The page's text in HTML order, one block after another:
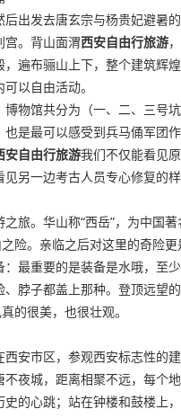
后出发去唐玄宗与杨贵妃避暑
宫。背山面渭西安自由行旅游
遍布骊山上下，整个建筑辉
以自由活动。
物馆共分为（一、二、三号
是最可以感受到兵马俑军团
安自由行旅游我们不仅能看见
另一边考古人员专心修复的
旅。华山称“西岳”，为中国
险。亲临之后对这里的奇险
最重要的是装备是水哦，至
脖子都盖上那种。登顶远望
的很美，也很壮观。
安市区，参观西安标志性的
夜城，距离相聚不远，每个
的心跳；站在钟楼和鼓楼上